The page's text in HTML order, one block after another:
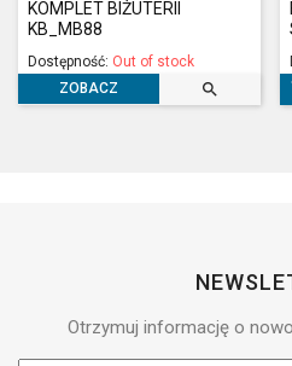
KOMPLET BIŻUTERII
KB_MB88
Dostępność: Out of stock
ZOBACZ

Otrzymuj informację o